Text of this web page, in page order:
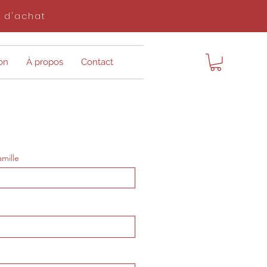
d'achat
À propos Contact